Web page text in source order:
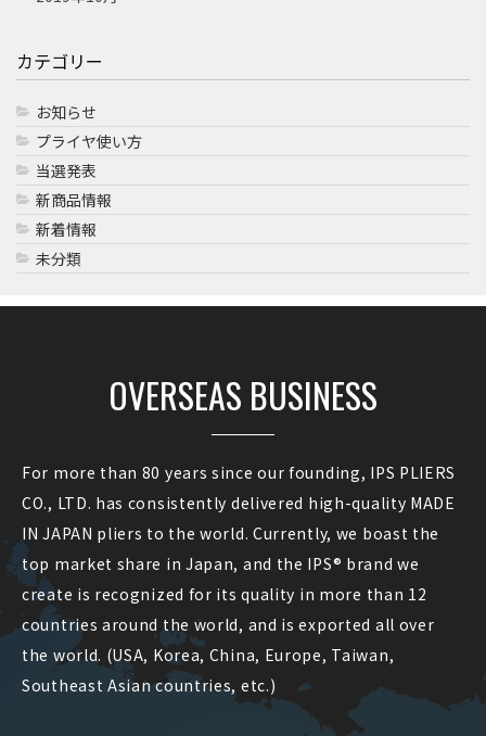
カテゴリー
お知らせ
プライヤ使い方
当選発表
新商品情報
新着情報
未分類
OVERSEAS BUSINESS
For more than 80 years since our founding, IPS PLIERS
CO., LTD. has consistently delivered high-quality MADE
IN JAPAN pliers to the world. Currently, we boast the
top market share in Japan, and the IPS® brand we
create is recognized for its quality in more than 12
countries around the world, and is exported all over
the world. (USA, Korea, China, Europe, Taiwan,
Southeast Asian countries, etc.)